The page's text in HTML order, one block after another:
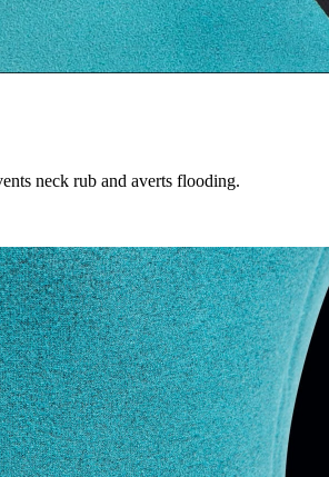
neck rub and averts flooding.